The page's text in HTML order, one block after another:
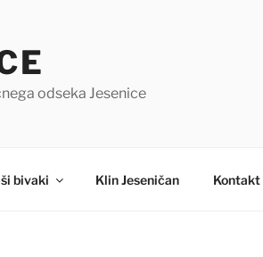
odseka Jesenice
bivaki Klin Jeseničan Kontakt